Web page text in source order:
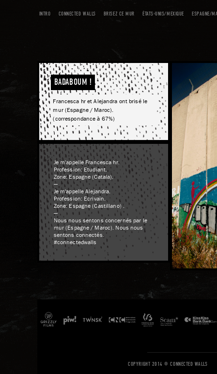
INTRO CONNECTED WALLS BRISEZ CE MUR ÉTATS-UNIS/MEXIQUE ESPAGNE/
BADABOUM !
Francesca hr et Alejandra ont brisé le
mur (Espagne / Maroc).
(correspondance à 67%)
Je m'appelle Francesca hr.
Profession: Etudiant.
Zone: Espagne (Catala).
—
Je m'appelle Alejandra.
Profession: Ecrivain.
Zone: Espagne (Castillano) .
—
Nous nous sentons concernés par le
mur (Espagne / Maroc). Nous nous
sentons connectés.
#connectedwalls
COPYRIGHT 2014 © CONNECTED WALLS